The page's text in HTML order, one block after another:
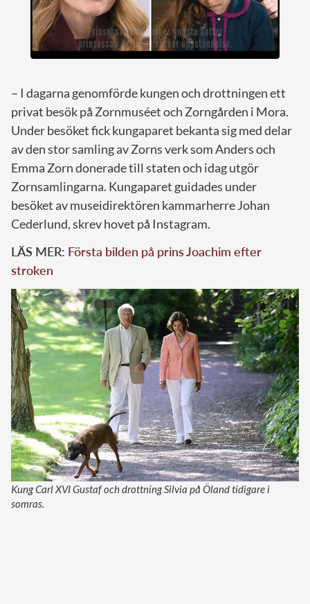
– I dagarna genomförde kungen och drottningen ett
privat besök på Zornmuséet och Zorngården i Mora.
Under besöket fick kungaparet bekanta sig med delar
av den stor samling av Zorns verk som Anders och
Emma Zorn donerade till staten och idag utgör
Zornsamlingarna. Kungaparet guidades under
besöket av museidirektören kammarherre Johan
Cederlund, skrev hovet på Instagram.
LÄS MER: Första bilden på prins Joachim efter
stroken
Kung Carl XVI Gustaf och drottning Silvia på Öland tidigare i
somras.